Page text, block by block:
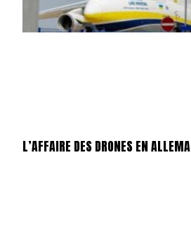
L’AFFAIRE DES DRONES EN